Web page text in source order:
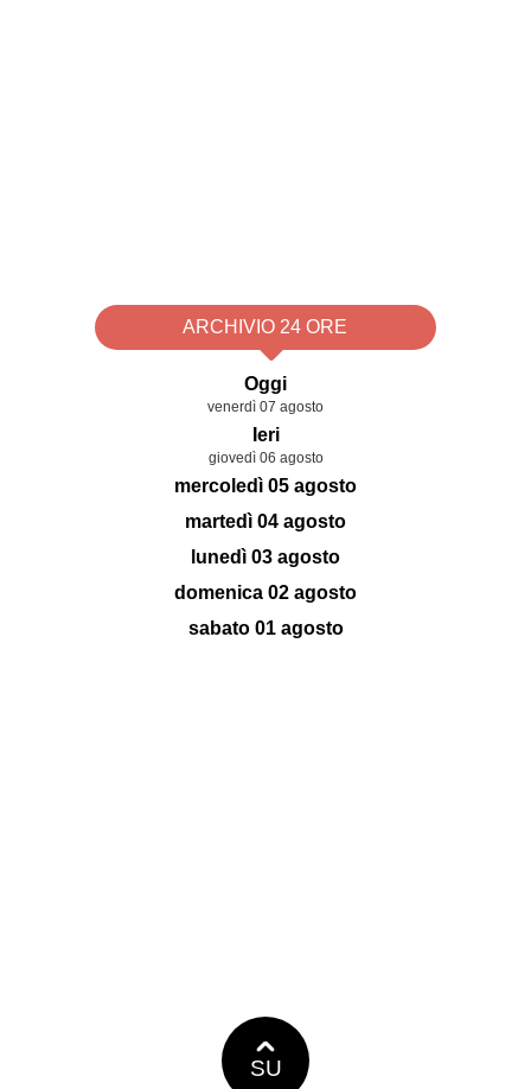
ARCHIVIO 24 ORE
Oggi
venerdì 07 agosto
Ieri
giovedì 06 agosto
mercoledì 05 agosto
martedì 04 agosto
lunedì 03 agosto
domenica 02 agosto
sabato 01 agosto
SU